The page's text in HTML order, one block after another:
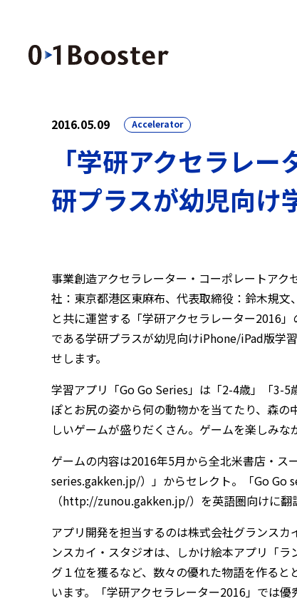
2016.05.09 Accelerator
「学研アクセラレ
研プラスが幼児向け
事業創造アクセラレーター・コーポレートア
社：東京都港区東麻布、代表取締役：鈴木規
と共に運営する「学研アクセラレーター2016
である学研プラスが幼児向けiPhone/iPad版学
せします。
学習アプリ「Go Go Series」は「2-4歳」「3-
ぽとお尻の姿から何の動物かを当てたり、森
しいゲームが盛りだくさん。ゲームを楽しみ
ゲームの内容は2016年5月から全北米書店・
series.gakken.jp/）」からセレクト。「Go Go
（http://zunou.gakken.jp/）を英語圏向けに翻
アプリ開発を担当するのは株式会社グランス
ンスカイ・スタジオは、しかけ絵本アプリ「
グ１位を獲るなど、数々の優れた物語を作る
います。「学研アクセラレーター2016」では優